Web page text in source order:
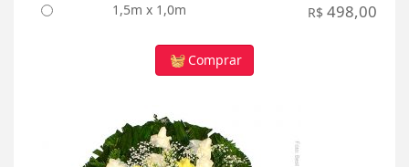
1,5m x 1,0m R$ 498,00
Comprar